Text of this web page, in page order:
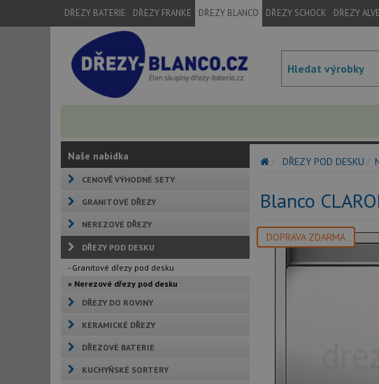
DŘEZY BATERIE DŘEZY FRANKE DŘEZY BLANCO DŘEZY SCHOCK DŘEZY
Naše nabídka
CENOVĚ VÝHODNÉ SETY
GRANITOVÉ DŘEZY
NEREZOVÉ DŘEZY
DŘEZY POD DESKU
- Granitové dřezy pod desku
» Nerezové dřezy pod desku
DŘEZY DO ROVINY
KERAMICKÉ DŘEZY
DŘEZOVÉ BATERIE
KUCHYŇSKÉ SORTERY
DŘEZY POD DESKU
Blanco
DOPRAVA ZDARMA